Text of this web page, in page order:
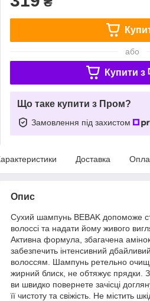
або
Купити з
Що таке купити з Пром?
Замовлення під захистом
Доставка
Опис
Сухий шампунь BEBAK допоможе
волоссі та надати йому живого
Активна формула, збагачена
забезпечить інтенсивний
волоссям. Шампунь ретельно
жирний блиск, не обтяжує прядки.
ви швидко повернете зачісці
її чистоту та свіжість. Не містить